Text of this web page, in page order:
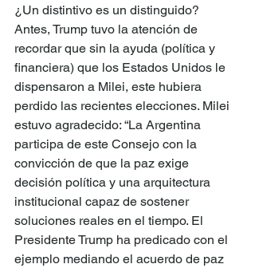
¿Un distintivo es un distinguido?
Antes, Trump tuvo la atención de
recordar que sin la ayuda (política y
financiera) que los Estados Unidos le
dispensaron a Milei, este hubiera
perdido las recientes elecciones. Milei
estuvo agradecido: “La Argentina
participa de este Consejo con la
convicción de que la paz exige
decisión política y una arquitectura
institucional capaz de sostener
soluciones reales en el tiempo. El
Presidente Trump ha predicado con el
ejemplo mediando el acuerdo de paz